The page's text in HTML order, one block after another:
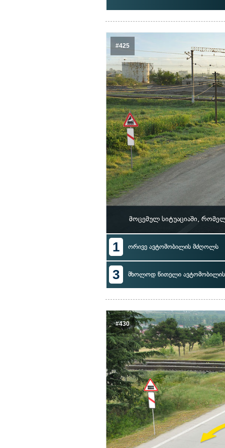
#425
მოცემულ სიტუაციაში,
1 ორივე ავტომობილის მძღოლს
3 მხოლოდ წითელი
#430